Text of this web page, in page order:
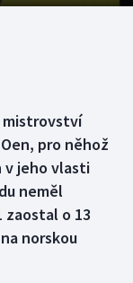
mistrovství
pro něhož
v jeho vlasti
neměl
zaostal o 13
norskou